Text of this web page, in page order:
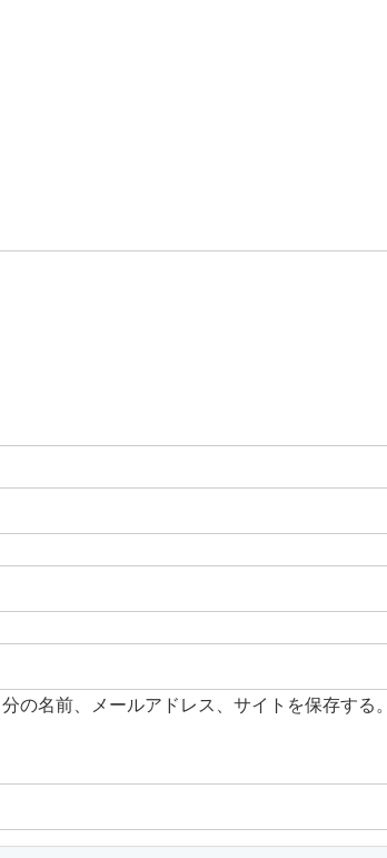
の名前、メールアドレス、サイトを保存する。